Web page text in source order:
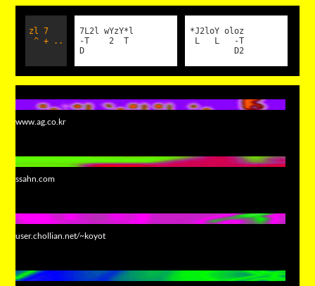
zl 7
^ + ..
7L2l wYzY*l
-T 2 T
D
*J2loY oloz
L L -T
D2
www.ag.co.kr
ssahn.com
user.chollian.net/~koyot